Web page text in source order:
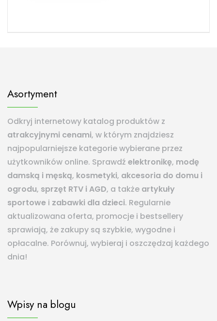
Asortyment
Odkryj internetowy katalog produktów z
atrakcyjnymi cenami, w którym znajdziesz
najpopularniejsze kategorie wybierane przez
użytkowników online. Sprawdź elektronikę, modę
damską i męską, kosmetyki, akcesoria do domu i
ogrodu, sprzęt RTV i AGD, a także artykuły
sportowe i zabawki dla dzieci. Regularnie
aktualizowana oferta, promocje i bestsellery
sprawiają, że zakupy są szybkie, wygodne i
opłacalne. Porównuj, wybieraj i oszczędzaj każdego
dnia!
Wpisy na blogu